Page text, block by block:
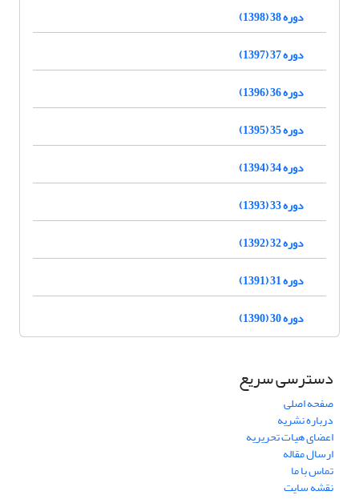
دوره 38 (1398)
دوره 37 (1397)
دوره 36 (1396)
دوره 35 (1395)
دوره 34 (1394)
دوره 33 (1393)
دوره 32 (1392)
دوره 31 (1391)
دوره 30 (1390)
دسترسی سریع
صفحه اصلی
درباره نشریه
اعضای هیات تحریریه
ارسال مقاله
تماس با ما
نقشه سایت